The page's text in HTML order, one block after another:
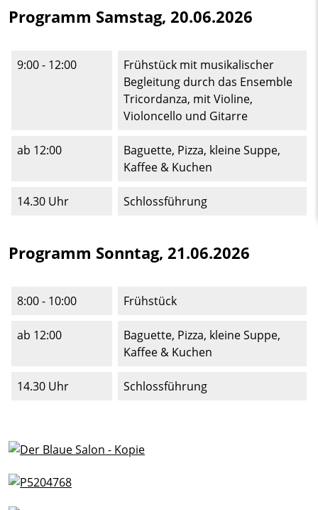
Programm Samstag, 20.06.2026
9:00 - 12:00
Frühstück mit musikalischer
Begleitung durch das Ensemble
Tricordanza, mit Violine,
Violoncello und Gitarre
ab 12:00
Baguette, Pizza, kleine Suppe,
Kaffee & Kuchen
14.30 Uhr Schlossführung
Programm Sonntag, 21.06.2026
8:00 - 10:00 Frühstück
ab 12:00
Baguette, Pizza, kleine Suppe,
Kaffee & Kuchen
14.30 Uhr Schlossführung